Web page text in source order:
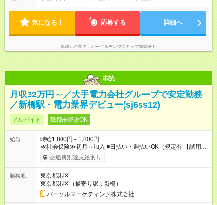
気になる！ 応募する 詳細へ
掲載元企業名 パーソルテンプスタッフ株式会社
未読
月収32万円～／大手電力会社グループで安定勤務
／新橋駅・電力業界デビュー(sj6ss12)
アルバイト 職種未経験OK
給与
時給1,800円～1,800円
≪社会保険≫初月～加入 ■日払い・週払いOK（規定有 【試用期
間】試用期間なし
交通費別途支給あり
勤務地
東京都港区
東京都港区（最寄り駅：新橋）
パーソルマーケティング株式会社